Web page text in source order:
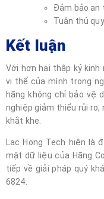
Đảm bảo an
Tuân thủ quy
Kết luận
Với hơn hai thập kỷ
vị thế của mình trong
hãng không chỉ bảo vệ
nghiệp giảm thiểu rủi ro,
khắt khe.
Lac Hong Tech hiện là
mật dữ liệu của Hãng
tiếp về giải pháp quý
6824.